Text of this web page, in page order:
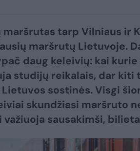
maršrutas tarp Vilniaus ir
maršrutų Lietuvoje.
daug keleivių: kai
studijų reikalais, dar kiti
sostinės. Visgi
skundžiasi maršruto
sausakimši,